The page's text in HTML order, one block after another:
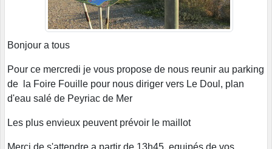
Bonjour a tous
Pour ce mercredi je vous propose de nous reunir au parking
de la Foire Fouille pour nous diriger vers Le Doul, plan
d'eau salé de Peyriac de Mer
Les plus envieux peuvent prévoir le maillot
Merci de s'attendre a partir de 13h45, equipés de vos